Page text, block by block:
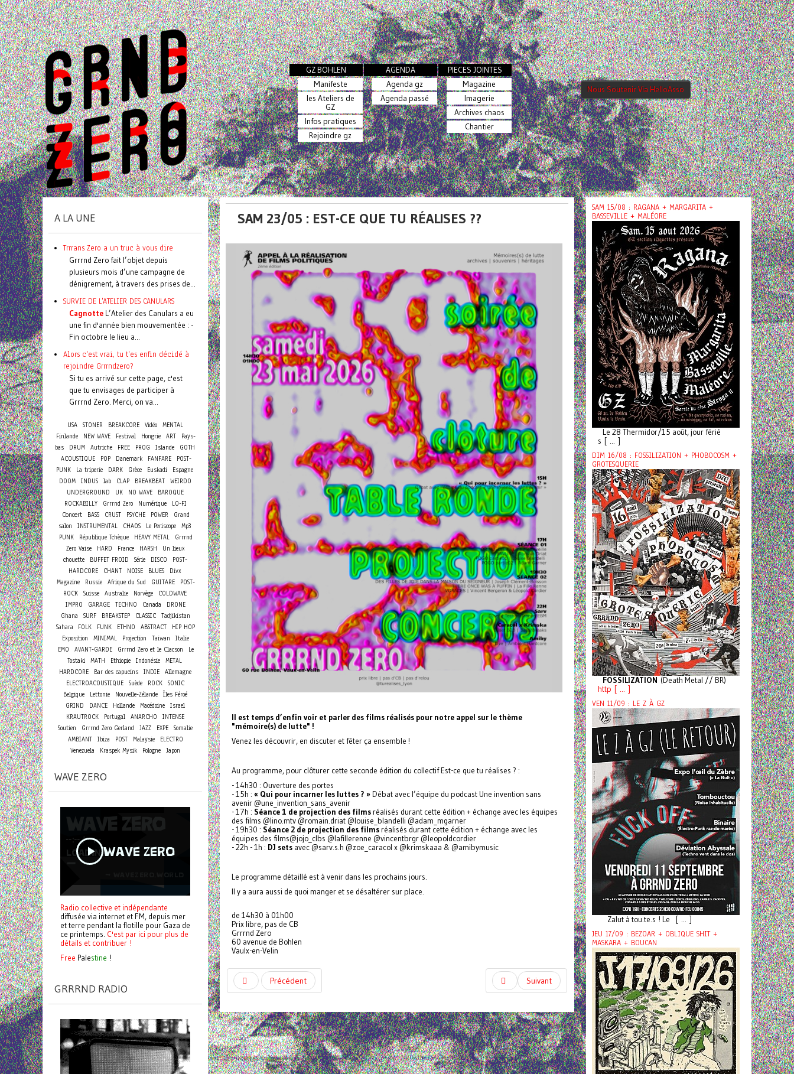
GZ BOHLEN
Manifeste
les Ateliers de
GZ
Infos pratiques
Rejoindre gz
AGENDA
Agenda gz
Agenda passé
PIECES JOINTES
Magazine
Imagerie
Archives chaos
Chantier
Nous Soutenir Via HelloAsso
SAM 23/05 : EST-CE QUE TU RÉALISES ??
Il est temps d’enfin voir et parler des films réalisés pour notre appel sur le thème
"mémoire(s) de lutte" !
Venez les découvrir, en discuter et fêter ça ensemble !
Au programme, pour clôturer cette seconde édition du collectif Est-ce que tu réalises ? :
- 14h30 : Ouverture des portes
- 15h : « Qui pour incarner les luttes ? »Débat avec l’équipe du podcast Une invention sans
avenir @une_invention_sans_avenir
- 17h : Séance 1 de projection des filmsréalisés durant cette édition + échange avec les équipes
des films @lino.mtv @romain.driat @louise_blandelli @adam_mgarner
- 19h30 : Séance 2 de projection des filmsréalisés durant cette édition + échange avec les
équipes des films@jojo_clbs @lafillerenne @vincentbrgr @leopoldcordier
- 22h - 1h : DJ sets avec @sarv.s.h @zoe_caracol x @krimskaaa & @amibymusic
Le programme détaillé est à venir dans les prochains jours.
Il y a aura aussi de quoi manger et se désaltérer sur place.
de 14h30 à 01h00
Prix libre, pas de CB
Grrrnd Zero
60 avenue de Bohlen
Vaulx-en-Velin
Précédent Suivant
A LA UNE
Trrrans Zero a un truc à vous dire
Grrrnd Zero fait l’objet depuis
plusieurs mois d’une campagne de
dénigrement, à travers des prises de...
SURVIE DE L'ATELIER DES CANULARS
Cagnotte L’Atelier des Canulars a eu
une fin d'année bien mouvementée : -
Fin octobre le lieu a...
Alors c'est vrai, tu t'es enfin décidé à
rejoindre Grrrndzero?
Si tu es arrivé sur cette page, c'est
que tu envisages de participer à
Grrrnd Zero. Merci, on va...
USA STONER BREAKCORE Vidéo MENTAL
Finlande
NEW WAVE Festival Hongrie ART
Pays-
bas
DRUM Autriche FREE PROG Islande
GOTH
ACOUSTIQUE
POP Danemark FANFARE
POST-
PUNK
La triperie DARK Grèce Euskadi
Espagne
DOOM INDUS lab CLAP BREAKBEAT WEIRDO
UNDERGROUND
UK NO WAVE
BAROQUE
ROCKABILLY
Grrrnd Zero Numérique LO-FI
Concert BASS CRUST PSYCHE POWER
Grand
salon
INSTRUMENTAL CHAOS Le Periscope Mp3
PUNK
République Tchèque HEAVY METAL
Grrrnd
Zero Vaise
HARD France HARSH
Un lieux
chouette
BUFFET FROID Série DISCO
POST-
HARDCORE
CHANT NOISE BLUES
Divx
Magazine
Russie Afrique du Sud GUITARE
POST-
ROCK
Suisse Australie Norvège
COLDWAVE
IMPRO
GARAGE TECHNO Canada
DRONE
Ghana
SURF BREAKSTEP CLASSIC
Tadjikistan
Sahara
FOLK FUNK ETHNO ABSTRACT
HIP HOP
Exposition
MINIMAL Projection Taiwan
Italie
EMO
AVANT-GARDE Grrrnd Zero et le Clacson
Le
Tostaki MATH Ethiopie Indonésie METAL
HARDCORE
Bar des capucins INDIE Allemagne
ELECTROACOUSTIQUE Suède ROCK SONIC
Belgique
Lettonie Nouvelle-Zélande Îles Féroé
GRIND
DANCE Hollande Macédoine Israel
KRAUTROCK
Portugal ANARCHO
INTENSE
Soutien
Grrrnd Zero Gerland JAZZ EXPE Somalie
AMBIANT
Ibiza POST Malaysie
ELECTRO
Venezuela
Kraspek Mysik Pologne Japon
WAVE ZERO
Radio collective et indépendante
diffusée via internet et FM, depuis mer
et terre pendant la flotille pour Gaza de
ce printemps. C'est par ici pour plus de
détails et contribuer !
Free Palestine !
GRRRND RADIO
SAM 15/08 : RAGANA + MARGARITA +
BASSEVILLE + MALÉORE
Le 28 Thermidor/15 août, jour férié
s [ ... ]
DIM 16/08 : FOSSILIZATION + PHOBOCOSM +
GROTESQUERIE
FOSSILIZATION (Death Metal // BR)
http [ ... ]
VEN 11/09 : LE Z À GZ
Zalut à tou.te.s ! Le [ ... ]
JEU 17/09 : BEZOAR + OBLIQUE SHIT +
MASKARA + BOUCAN